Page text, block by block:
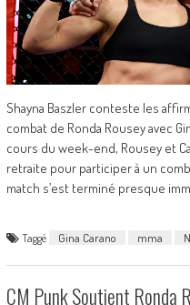
Shayna Baszler conteste les
combat de Ronda Rousey avec
cours du week-end, Rousey et
retraite pour participer à un
match s’est terminé presque
Taggé Gina Carano mma
CM Punk Soutient Ronda